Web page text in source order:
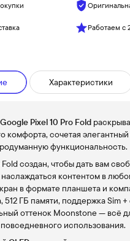
Работаем с
Характеристики
Google Pixel 10 Pro Fold
комфорта, сочетая
функциональность.
Fold создан, чтобы дать вам
наслаждаться контентом в
в формате планшета и
512 ГБ памяти, поддержка Sim +
оттенок Moonstone — всё
использования.